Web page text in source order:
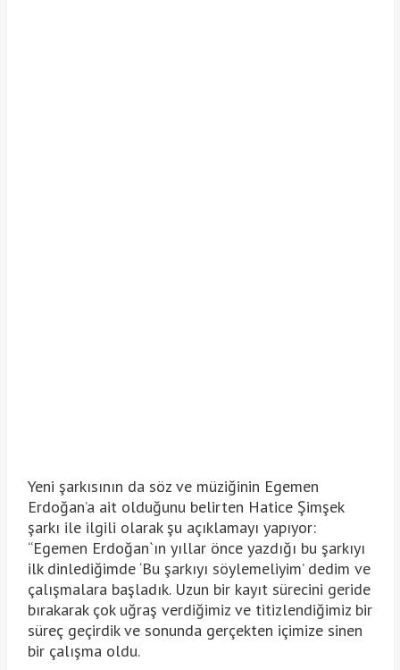
Yeni şarkısının da söz ve müziğinin Egemen
Erdoğan’a ait olduğunu belirten Hatice Şimşek
şarkı ile ilgili olarak şu açıklamayı yapıyor:
“Egemen Erdoğan`ın yıllar önce yazdığı bu şarkıyı
ilk dinlediğimde ‘Bu şarkıyı söylemeliyim’ dedim ve
çalışmalara başladık. Uzun bir kayıt sürecini geride
bırakarak çok uğraş verdiğimiz ve titizlendiğimiz bir
süreç geçirdik ve sonunda gerçekten içimize sinen
bir çalışma oldu.